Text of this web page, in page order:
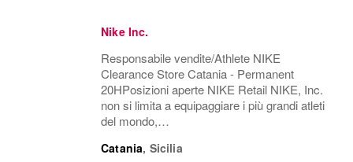
Nike Inc.
Responsabile vendite/Athlete NIKE
Clearance Store Catania - Permanent
20HPosizioni aperte NIKE Retail NIKE, Inc.
non si limita a equipaggiare i più grandi atleti
del mondo,
iscrive i confini del possibile. L'azienda è
Catania, Sicilia